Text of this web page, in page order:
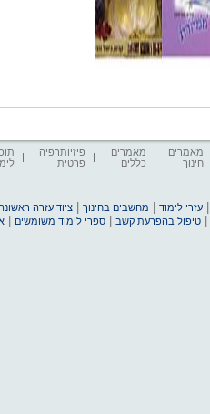
מאמרים
חינוך
מאמרים
כללים
פיזיותרפיה
פרטית
עזרי לימוד מחשבים בחינוך |ציוד עזרה
|טיפול בהפרעת קשב |ספרי לימוד משומשים |